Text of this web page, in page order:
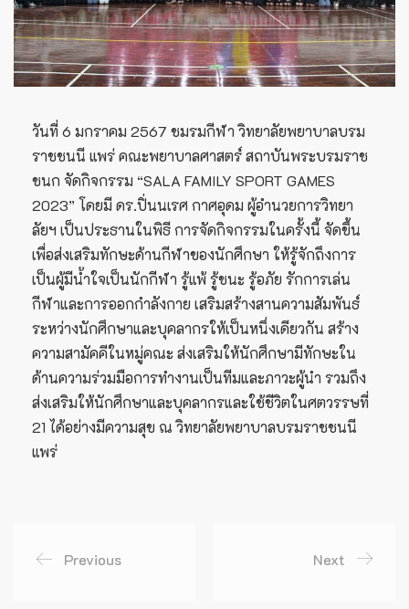
วันที่ 6 มกราคม 2567 ชมรมกีฬา วิทยาลัยพยาบาลบรม
ราชชนนี แพร่ คณะพยาบาลศาสตร์ สถาบันพระบรมราช
ชนก จัดกิจกรรม “SALA FAMILY SPORT GAMES
2023” โดยมี ดร.ปิ่นนเรศ กาศอุดม ผู้อำนวยการวิทยา
ลัยฯ เป็นประธานในพิธี การจัดกิจกรรมในครั้งนี้ จัดขึ้น
เพื่อส่งเสริมทักษะด้านกีฬาของนักศึกษา ให้รู้จักถึงการ
เป็นผู้มีน้ำใจเป็นนักกีฬา รู้แพ้ รู้ชนะ รู้อภัย รักการเล่น
กีฬาและการออกกำลังกาย เสริมสร้างสานความสัมพันธ์
ระหว่างนักศึกษาและบุคลากรให้เป็นหนึ่งเดียวกัน สร้าง
ความสามัคคีในหมู่คณะ ส่งเสริมให้นักศึกษามีทักษะใน
ด้านความร่วมมือการทำงานเป็นทีมและภาวะผู้นำ รวมถึง
ส่งเสริมให้นักศึกษาและบุคลากรและใช้ชีวิตในศตวรรษที่
21 ได้อย่างมีความสุข ณ วิทยาลัยพยาบาลบรมราชชนนี
แพร่
Previous Next